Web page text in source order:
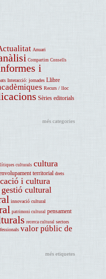
Anuari
Compartim Consells
i
Interacció: jornades Llibre
Recurs / lloc
Sèries editorials
més categories
culturals cultura
territorial drets
i cultura
gestió cultural
innovació cultural
patrimoni cultural pensament
recerca cultural sectors
valor públic de
més etiquetes